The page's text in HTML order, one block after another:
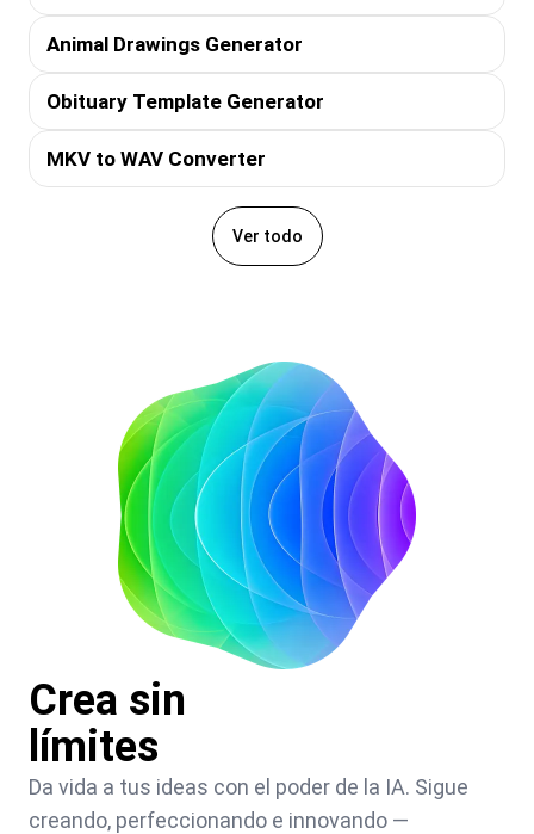
Animal Drawings Generator
Obituary Template Generator
MKV to WAV Converter
Ver todo
Crea sin
límites
Da vida a tus ideas con el poder de la IA. Sigue
creando, perfeccionando e innovando —